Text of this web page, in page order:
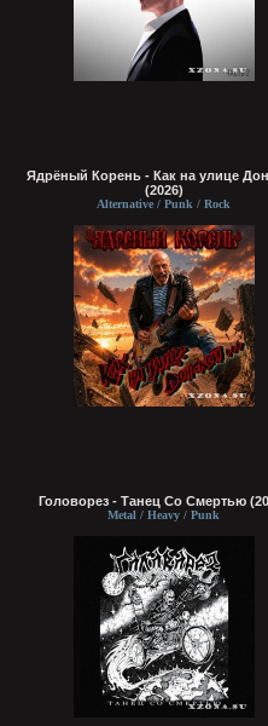
Ядрёный Корень - Как на улице
(2026)
Alternative / Punk / Rock
Головорез - Tанец Со Смертью
Metal / Heavy / Punk